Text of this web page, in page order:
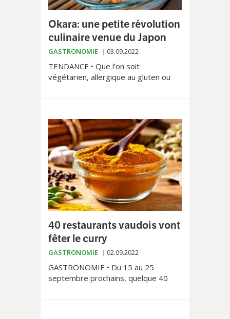
Okara: une petite révolution
culinaire venue du Japon
GASTRONOMIE 03.09.2022
TENDANCE • Que l’on soit
végétarien, allergique au gluten ou
originaire du Japon permet de
cuisiner sans œufs, ni lait, ni farine
pour une cuisine 100% végétale et
légère.
40 restaurants vaudois vont
fêter le curry
GASTRONOMIE 02.09.2022
GASTRONOMIE • Du 15 au 25
septembre prochains, quelque 40